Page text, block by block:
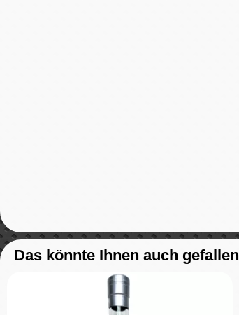
Das könnte Ihnen auch gefallen